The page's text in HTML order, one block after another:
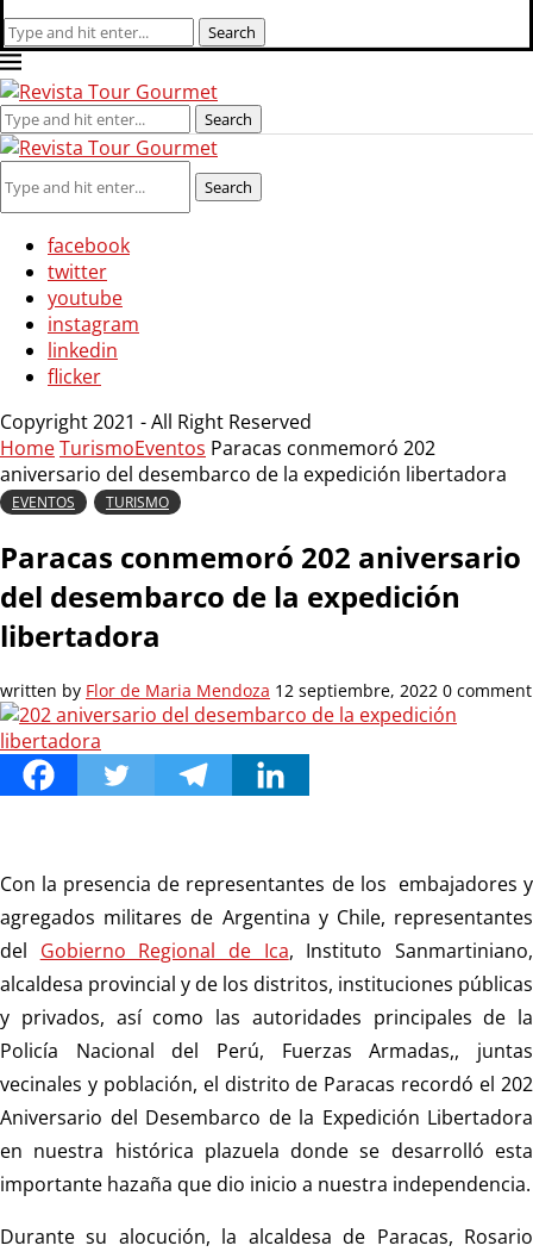
Search
facebook
twitter
youtube
instagram
linkedin
flicker
Copyright 2021 - All Right Reserved
HomeTurismoEventos Paracas conmemoró 202
aniversario del desembarco de la expedición libertadora
EVENTOS TURISMO
Paracas conmemoró 202 aniversario
del desembarco de la expedición
libertadora
written by Flor de Maria Mendoza 12 septiembre, 2022 0 comment
Con la presencia de representantes de los embajadores y
agregados militares de Argentina y Chile, representantes
del Gobierno Regional de Ica, Instituto Sanmartiniano,
alcaldesa provincial y de los distritos, instituciones públicas
y privados, así como las autoridades principales de la
Policía Nacional del Perú, Fuerzas Armadas,, juntas
vecinales y población, el distrito de Paracas recordó el 202
Aniversario del Desembarco de la Expedición Libertadora
en nuestra histórica plazuela donde se desarrolló esta
importante hazaña que dio inicio a nuestra independencia.
Durante su alocución, la alcaldesa de Paracas, Rosario